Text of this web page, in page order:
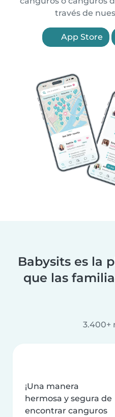
través de
App Store
Babysits es la
que las
3.400+
¡Una manera
hermosa y segura de
encontrar canguros